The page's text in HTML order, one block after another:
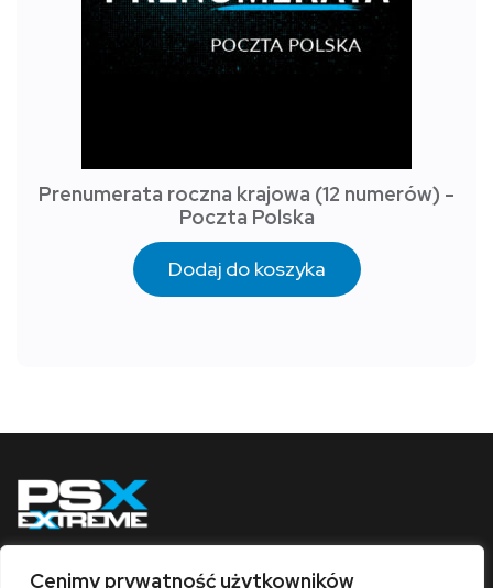
Cenimy prywatność użytkowników
Prenumerata roczna krajowa (12 numerów) -
Poczta Polska
Dodaj do koszyka
Obserwuj nas